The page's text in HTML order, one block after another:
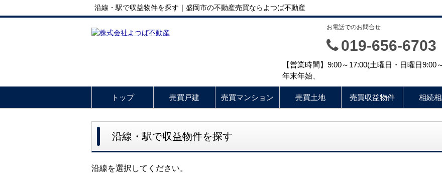
沿線・駅で収益物件を探す｜盛岡市の不動産売買ならよつば不動産
お電話でのお問合せ
019-656-6703
【営業時間】9:00～17:00(土曜日・日曜日9:00
年末年始、
トップ 売買戸建 売買マンション 売買土地 売買収益物件 相続
沿線・駅で収益物件を探す
沿線を選択してください。